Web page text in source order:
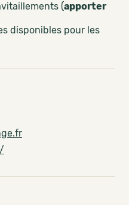
(apporter
disponibles pour les